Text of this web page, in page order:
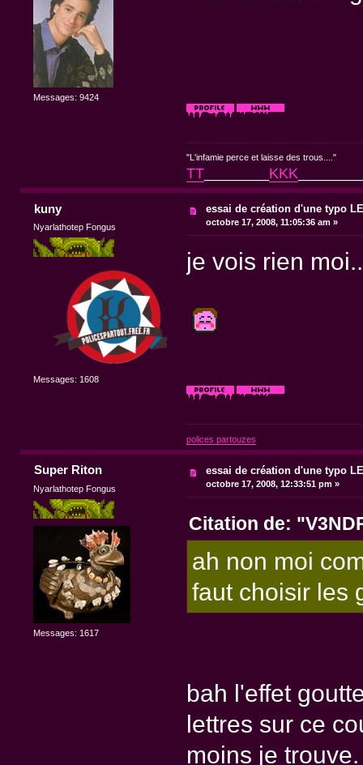
Messages: 9424
"L'infamie perce et laisse des trous...."
TT________ KKK________
kuny
Nyarlathotep Fongus
Messages: 1608
essai de création d'une typo
octobre 17, 2008, 11:05:36 am »
je vois rien
polices partouzes
Super Riton
Nyarlathotep Fongus
Messages: 1617
essai de création d'une typo
octobre 17, 2008, 12:33:51 pm »
Citation de:
ah non moi
faut choisir les
bah l'effet
lettres sur ce
moins je trouve.